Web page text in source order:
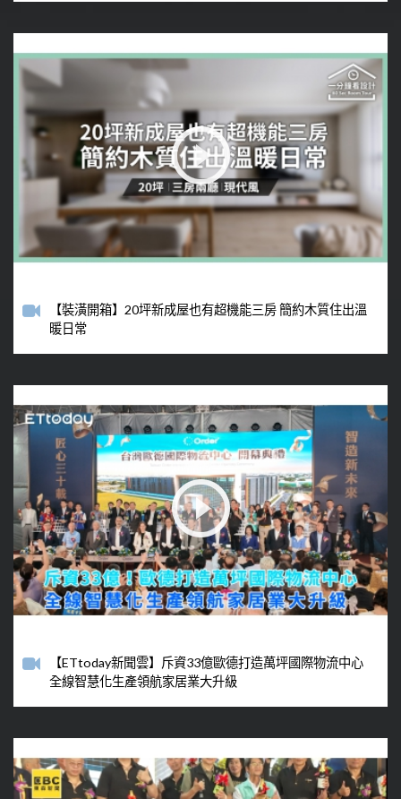
【裝潢開箱】20坪新成屋也有超機能三房 簡約木質住出溫
暖日常
【ETtoday新聞雲】斥資33億歐德打造萬坪國際物流中心
全線智慧化生產領航家居業大升級